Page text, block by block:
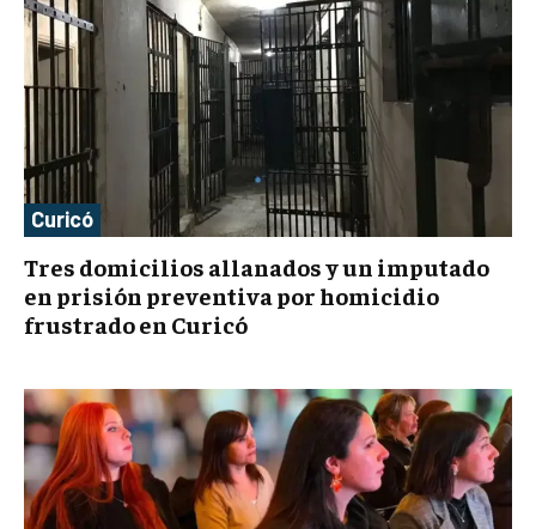
Curicó
Tres domicilios allanados y un imputado
en prisión preventiva por homicidio
frustrado en Curicó